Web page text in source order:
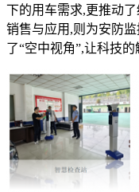
下的用车需求,更推动
销售与应用,则为安防
了“空中视角”,让科技